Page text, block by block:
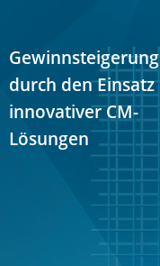
Gewinnsteigerung
durch den Einsatz
innovativer CM-
Lösungen